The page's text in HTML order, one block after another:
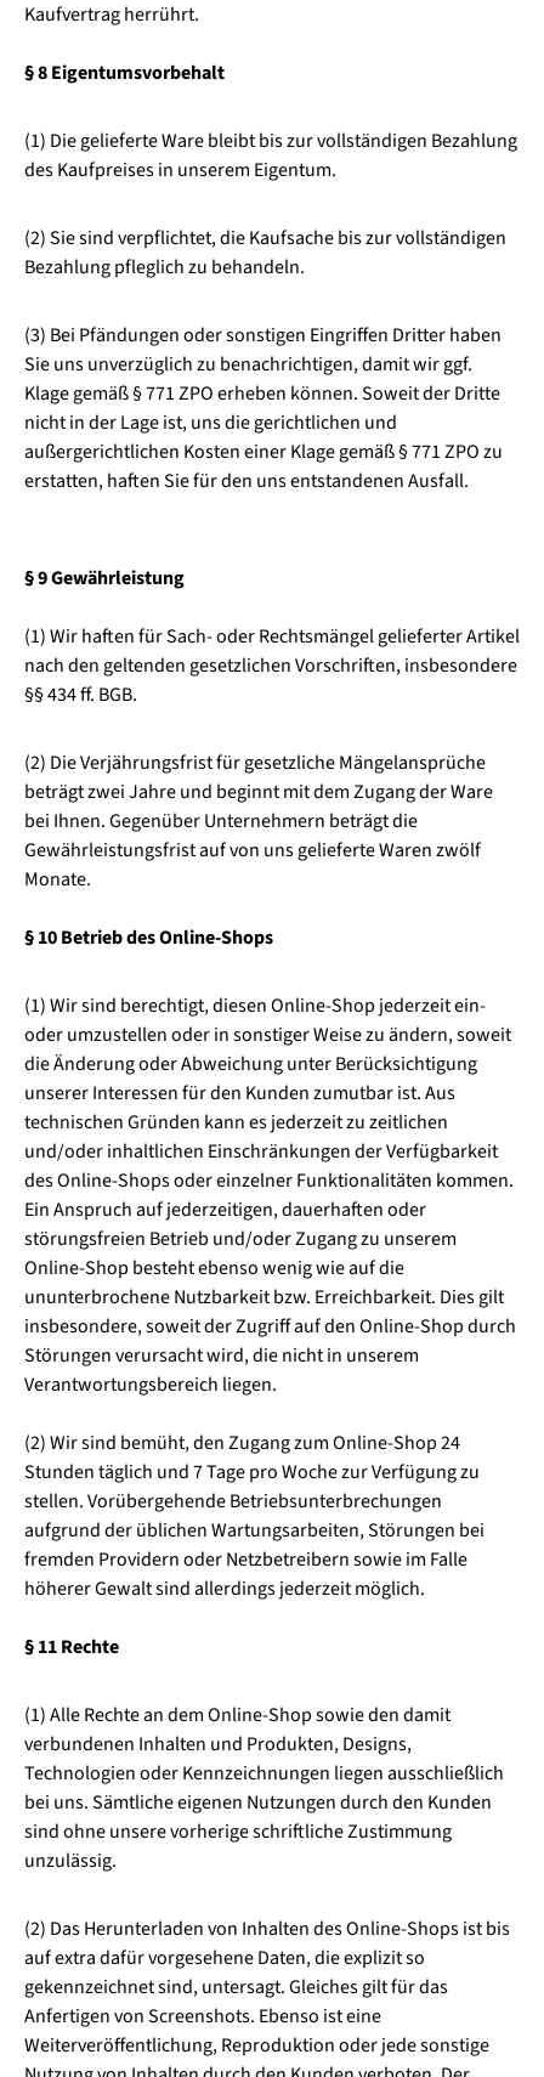
Kaufvertrag herrührt.
§ 8 Eigentumsvorbehalt
(1) Die gelieferte Ware bleibt bis zur vollständigen Bezahlung
des Kaufpreises in unserem Eigentum.
(2) Sie sind verpflichtet, die Kaufsache bis zur vollständigen
Bezahlung pfleglich zu behandeln.
(3) Bei Pfändungen oder sonstigen Eingriffen Dritter haben
Sie uns unverzüglich zu benachrichtigen, damit wir ggf.
Klage gemäß § 771 ZPO erheben können. Soweit der Dritte
nicht in der Lage ist, uns die gerichtlichen und
außergerichtlichen Kosten einer Klage gemäß § 771 ZPO zu
erstatten, haften Sie für den uns entstandenen Ausfall.
§ 9 Gewährleistung
(1) Wir haften für Sach- oder Rechtsmängel gelieferter Artikel
nach den geltenden gesetzlichen Vorschriften, insbesondere
§§ 434 ff. BGB.
(2) Die Verjährungsfrist für gesetzliche Mängelansprüche
beträgt zwei Jahre und beginnt mit dem Zugang der Ware
bei Ihnen. Gegenüber Unternehmern beträgt die
Gewährleistungsfrist auf von uns gelieferte Waren zwölf
Monate.
§ 10 Betrieb des Online-Shops
(1) Wir sind berechtigt, diesen Online-Shop jederzeit ein-
oder umzustellen oder in sonstiger Weise zu ändern, soweit
die Änderung oder Abweichung unter Berücksichtigung
unserer Interessen für den Kunden zumutbar ist. Aus
technischen Gründen kann es jederzeit zu zeitlichen
und/oder inhaltlichen Einschränkungen der Verfügbarkeit
des Online-Shops oder einzelner Funktionalitäten kommen.
Ein Anspruch auf jederzeitigen, dauerhaften oder
störungsfreien Betrieb und/oder Zugang zu unserem
Online-Shop besteht ebenso wenig wie auf die
ununterbrochene Nutzbarkeit bzw. Erreichbarkeit. Dies gilt
insbesondere, soweit der Zugriff auf den Online-Shop durch
Störungen verursacht wird, die nicht in unserem
Verantwortungsbereich liegen.
(2) Wir sind bemüht, den Zugang zum Online-Shop 24
Stunden täglich und 7 Tage pro Woche zur Verfügung zu
stellen. Vorübergehende Betriebsunterbrechungen
aufgrund der üblichen Wartungsarbeiten, Störungen bei
fremden Providern oder Netzbetreibern sowie im Falle
höherer Gewalt sind allerdings jederzeit möglich.
§ 11 Rechte
(1) Alle Rechte an dem Online-Shop sowie den damit
verbundenen Inhalten und Produkten, Designs,
Technologien oder Kennzeichnungen liegen ausschließlich
bei uns. Sämtliche eigenen Nutzungen durch den Kunden
sind ohne unsere vorherige schriftliche Zustimmung
unzulässig.
(2) Das Herunterladen von Inhalten des Online-Shops ist bis
auf extra dafür vorgesehene Daten, die explizit so
gekennzeichnet sind, untersagt. Gleiches gilt für das
Anfertigen von Screenshots. Ebenso ist eine
Weiterveröffentlichung, Reproduktion oder jede sonstige